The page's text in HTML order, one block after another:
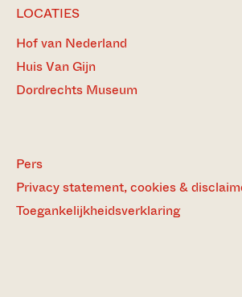
LOCATIES
Hof van Nederland
Huis Van Gijn
Dordrechts Museum
Pers
Privacy statement, cookies &
Toegankelijkheidsverklaring